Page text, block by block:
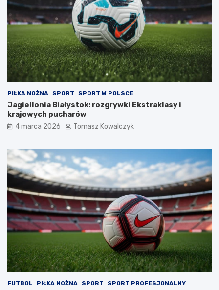
PIŁKA NOŻNA SPORT SPORT W POLSCE
Jagiellonia Białystok: rozgrywki Ekstraklasy i
krajowych pucharów
4 marca 2026 Tomasz Kowalczyk
FUTBOL PIŁKA NOŻNA SPORT SPORT PROFESJONALNY